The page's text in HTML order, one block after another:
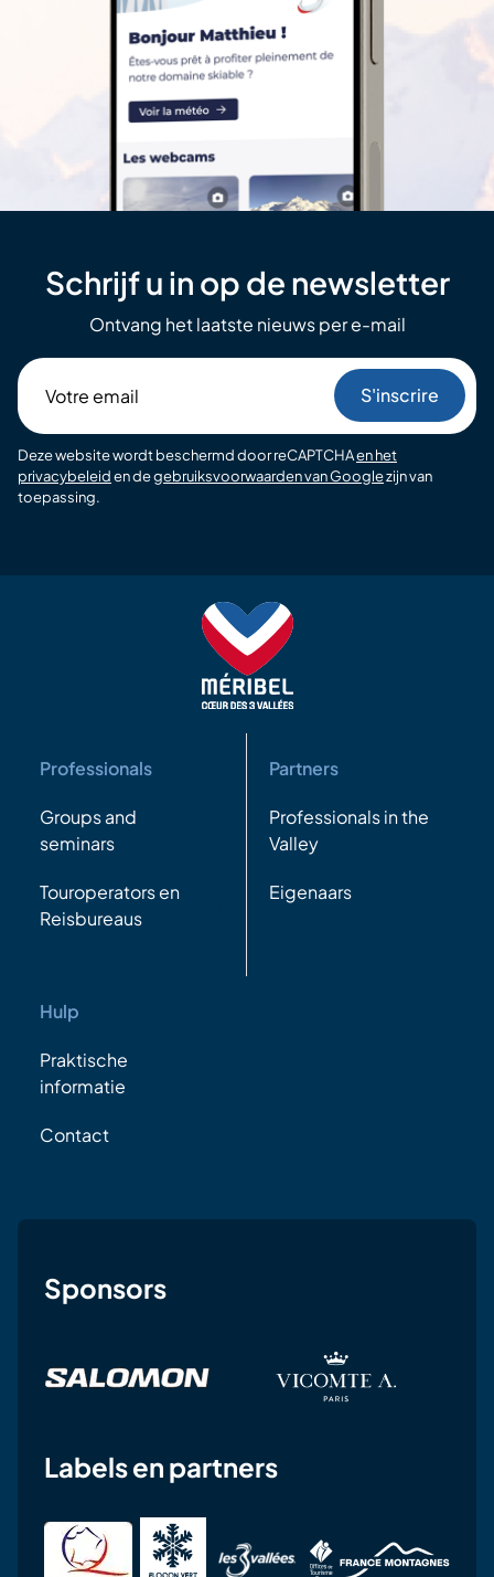
Schrijf u in op de newsletter
Ontvang het laatste nieuws per e-mail
email
Deze website wordt beschermd door reCAPTCHAen het
privacybeleiden degebruiksvoorwaarden van Googlezijn van
toepassing.
Professionals
Groups and
seminars
Touroperators en
Reisbureaus
Partners
Professionals in the
Valley
Eigenaars
Hulp
Praktische
informatie
Contact
Sponsors
Labels en partners